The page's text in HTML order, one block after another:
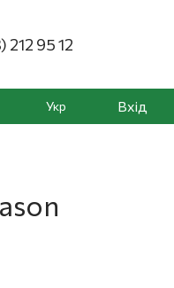
212 95 12
Укр Вхід